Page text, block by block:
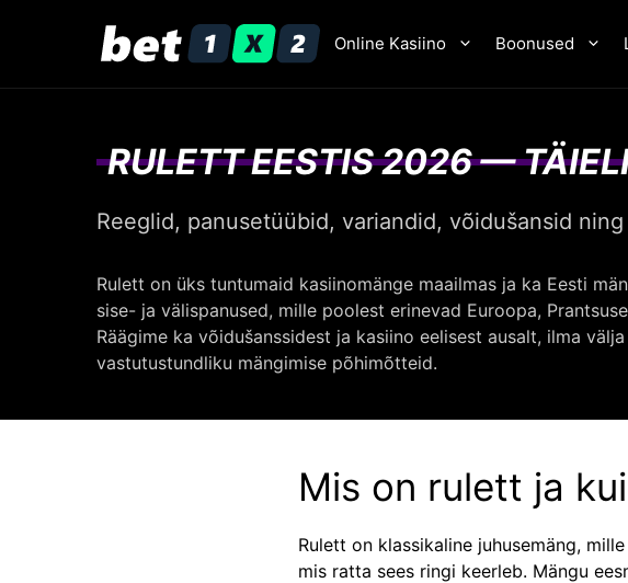
Online Kasiino Boonused
RULETT EESTIS 2026 —
Reeglid, panusetüübid, variandid, võidušansid
Rulett on üks tuntumaid kasiinomänge maailmas ja ka Eesti
sise- ja välispanused, mille poolest erinevad Euroopa,
Räägime ka võidušanssidest ja kasiino eelisest ausalt, ilma
vastutustundliku mängimise põhimõtteid.
Mis on rulett ja
Rulett on klassikaline juhusemäng,
mis ratta sees ringi keerleb. Mängu